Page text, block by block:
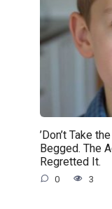
’Don’t Take
Begged. The
Regretted It.
0 3